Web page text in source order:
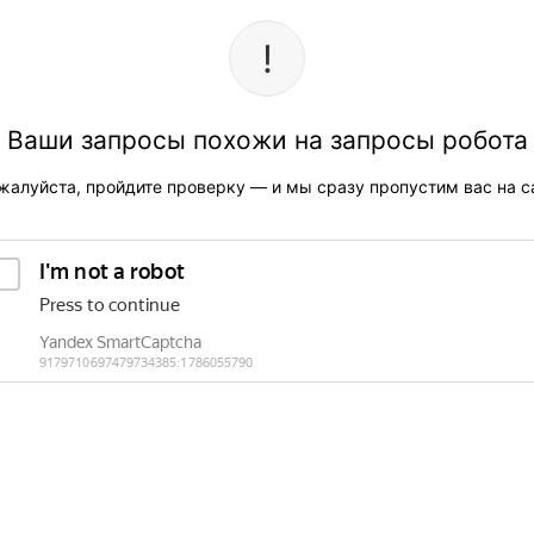
Ваши запросы похожи на запросы робота
пройдите проверку — и мы сразу пропустим вас на